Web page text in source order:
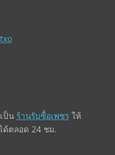
ป็น ร้านรับซื้อเพชรให้
ด้ตลอด 24 ชม.